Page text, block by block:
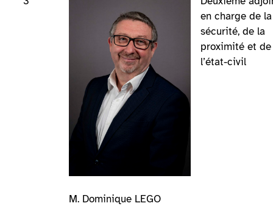
M. Dominique LEGO
en charge de la
sécurité, de la
proximité et de
l’état-civil